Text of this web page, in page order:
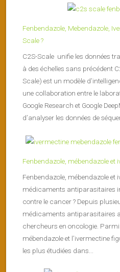
Fenbendazole, Mebendazole,
Scale ?
C2S-Scale unifie les données
à des échelles sans précédent
Scale) est un modèle
une collaboration entre le
Google Research et Google
d’analyser les données de
Fenbendazole, mébendazole
Fenbendazole, mébendazole et
médicaments antiparasitaires
contre le cancer ? Depuis
médicaments antiparasitaires
chercheurs en oncologie. Parmi
mébendazole et l’ivermectine
les plus étudiées dans...